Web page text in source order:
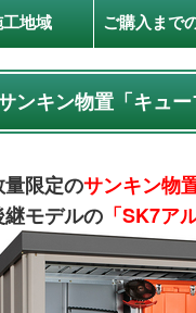
地域 ご購入まで
ンキン物置「キュ
限定のサンキン物
モデルの「SK7ア